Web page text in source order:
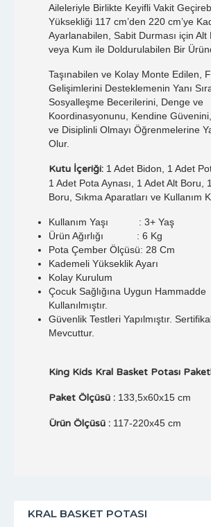
Aileleriyle Birlikte Keyifli Vakit
Yüksekliği 117 cm’den 220 cm’ye
Ayarlanabilen, Sabit Durması için Alt
veya Kum ile Doldurulabilen Bir
Taşınabilen ve Kolay Monte Edilen,
Gelişimlerini Desteklemenin Yanı
Sosyalleşme Becerilerini, Denge ve
Koordinasyonunu, Kendine
ve Disiplinli Olmayı Öğrenmelerine
Olur.
Kutu İçeriği: 1 Adet Bidon, 1 Adet
1 Adet Pota Aynası, 1 Adet Alt Boru,
Boru, Sıkma Aparatları ve Kullanım
Kullanım Yaşı : 3+ Yaş
Ürün Ağırlığı : 6 Kg
Pota Çember Ölçüsü: 28 Cm
Kademeli Yükseklik Ayarı
Kolay Kurulum
Çocuk Sağlığına Uygun Hammadde
Kullanılmıştır.
Güvenlik Testleri Yapılmıştır.
Mevcuttur.
King Kids Kral Basket Potası
Paket Ölçüsü : 133,5x60x15 cm
Ürün Ölçüsü : 117-220x45 cm
KRAL BASKET POTASI